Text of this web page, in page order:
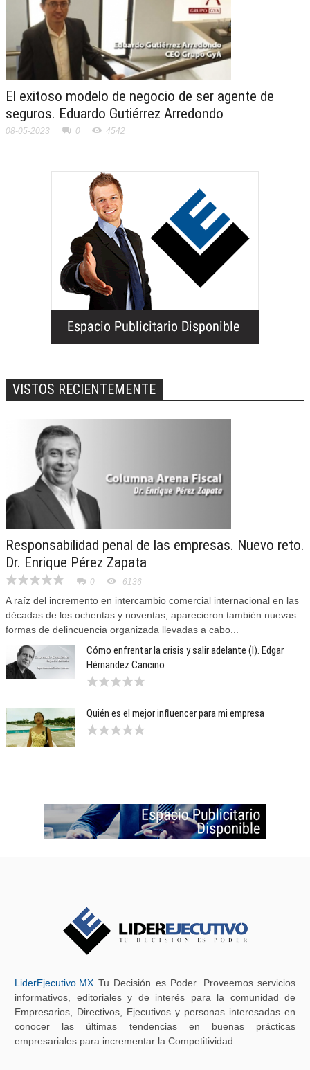
El exitoso modelo de negocio de ser agente de
seguros. Eduardo Gutiérrez Arredondo
08-05-2023 0 4542
VISTOS RECIENTEMENTE
Responsabilidad penal de las empresas. Nuevo reto.
Dr. Enrique Pérez Zapata
0 6136
A raíz del incremento en intercambio comercial internacional en las
décadas de los ochentas y noventas, aparecieron también nuevas
formas de delincuencia organizada llevadas a cabo...
Cómo enfrentar la crisis y salir adelante (I). Edgar
Hérnandez Cancino
Quién es el mejor influencer para mi empresa
LiderEjecutivo.MX Tu Decisión es Poder. Proveemos servicios
informativos, editoriales y de interés para la comunidad de
Empresarios, Directivos, Ejecutivos y personas interesadas en
conocer las últimas tendencias en buenas prácticas
empresariales para incrementar la Competitividad.